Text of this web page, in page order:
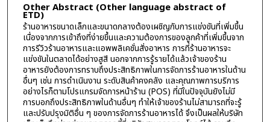
Other Abstract (Other language abstract of
ETD)
ร้านอาหารขนาดเล็กและขนาดกลางต้องเผชิญกับการแข่งขันที่เพิ่มขึ้น
เนื่องจากการเข้าถึงที่ง่ายขึ้นและความต้องการของลูกค้าที่เพิ่มขึ้นจาก
การรีวิวร้านอาหารและแอพพลิเคชั่นสั่งอาหาร การที่ร้านอาหารจะ
แข่งขันในตลาดได้อย่างสูสี นอกจากการรู้รายได้แล้วเจ้าของร้าน
อาหารยังต้องการทราบถึงประสิทธิภาพในการจัดการร้านอาหารในด้าน
อื่นๆ เช่น การดำเนินงาน ระดับสินค้าคงคลัง และคุณภาพการบริการ
อย่างไรก็ตามโปรแกรมจัดการหน้าร้าน (POS) ที่มีในปัจจุบันยังไม่มี
การบอกถึงประสิทธิภาพในด้านอื่นๆ ทำให้เจ้าของร้านไม่สามารถที่จะรู้
และปรับปรุงมิติอื่น ๆ ของการจัดการร้านอาหารได้ จึงเป็นผลให้บริษัท